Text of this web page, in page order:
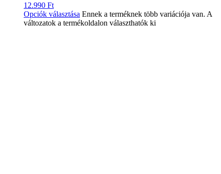
12.990 Ft
Opciók választása Ennek a terméknek több variációja van. A
változatok a termékoldalon választhatók ki